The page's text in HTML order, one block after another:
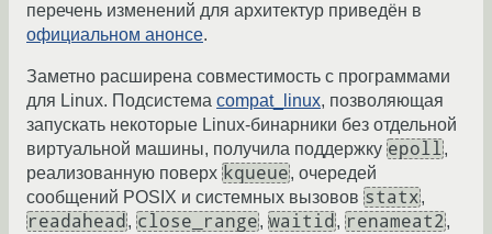
перечень изменений для архитектур приведён в
официальном анонсе.
Заметно расширена совместимость с программами
для Linux. Подсистема compat_linux, позволяющая
запускать некоторые Linux-бинарники без отдельной
виртуальной машины, получила поддержку epoll,
реализованную поверх kqueue, очередей
сообщений POSIX и системных вызовов statx,
readahead , close_range, waitid , renameat2,